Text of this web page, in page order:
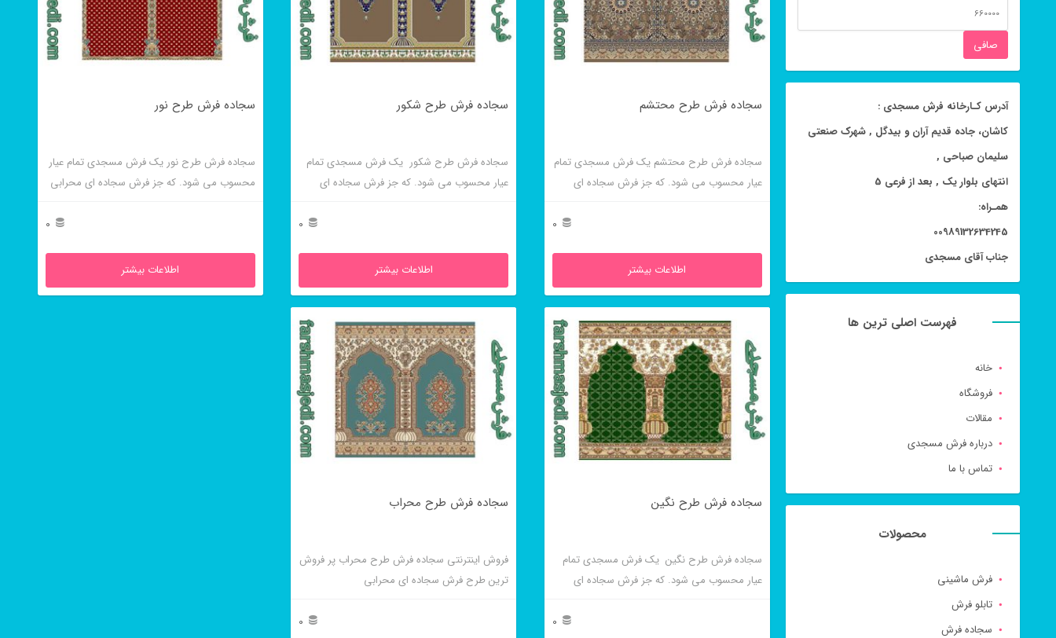
قيمت
صافی
آدرس کـارخانه فرش مسجدی :
کاشان، جاده قدیم آران و بیدگل , شهرک صنعتی
سلیمان صباحی ,
انتهای بلوار یک , بعد از فرعی 5
همـراه:
00989132634245
جناب آقای مسجدی
فهرست اصلی ترین ها
خانه
فروشگاه
مقالات
درباره فرش مسجدی
تماس با ما
محصولات
فرش ماشینی
تابلو فرش
سجاده فرش
سجاده فرش طرح محتشم
سجاده فرش طرح محتشم یک فرش مسجدی تمام
عیار محسوب می شود. که جز فرش سجاده ای
0
اطلاعات بیشتر
سجاده فرش طرح شکور
سجاده فرش طرح شکور یک فرش مسجدی تمام
عیار محسوب می شود. که جز فرش سجاده ای
0
اطلاعات بیشتر
سجاده فرش طرح نور
سجاده فرش طرح نور یک فرش مسجدی تمام عیار
محسوب می شود. که جز فرش سجاده ای محرابی
0
اطلاعات بیشتر
سجاده فرش طرح نگین
سجاده فرش طرح نگین یک فرش مسجدی تمام
عیار محسوب می شود. که جز فرش سجاده ای
0
سجاده فرش طرح محراب
فروش اینترنتی سجاده فرش طرح محراب پر فروش
ترین طرح فرش سجاده ای محرابی
0